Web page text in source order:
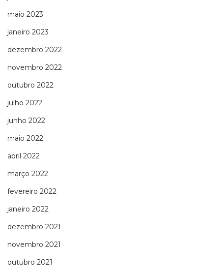
maio 2023
janeiro 2023
dezembro 2022
novembro 2022
outubro 2022
julho 2022
junho 2022
maio 2022
abril 2022
março 2022
fevereiro 2022
janeiro 2022
dezembro 2021
novembro 2021
outubro 2021